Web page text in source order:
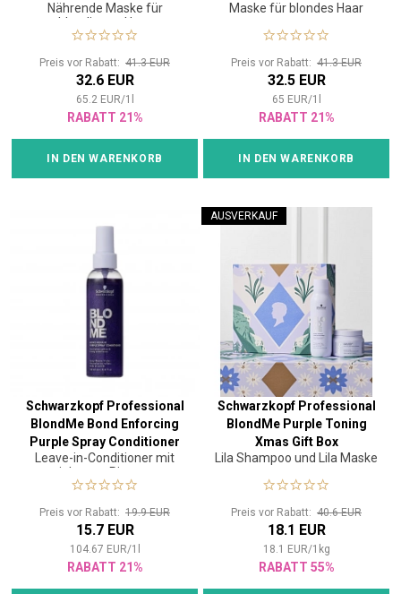
Nährende Maske für
blondiertes Haar
Preis vor Rabatt: 41.3 EUR
32.6 EUR
65.2 EUR/1
RABATT 21%
IN DEN WARENKORB
Maske für blondes Haar
Preis vor Rabatt: 41.3 EUR
32.5 EUR
65 EUR/1
RABATT 21%
IN DEN WARENKORB
Schwarzkopf Professional
BlondMe Bond Enforcing
Purple Spray Conditioner
150 ml
Leave-in-Conditioner mit
violettem Pigment
Preis vor Rabatt: 19.9 EUR
15.7 EUR
104.67 EUR/1
RABATT 21%
AUSVERKAUF
Schwarzkopf Professional
BlondMe Purple Toning
Xmas Gift Box
Lila Shampoo und Lila Maske
Preis vor Rabatt: 40.6 EUR
18.1 EUR
18.1 EUR/1 kg
RABATT 55%